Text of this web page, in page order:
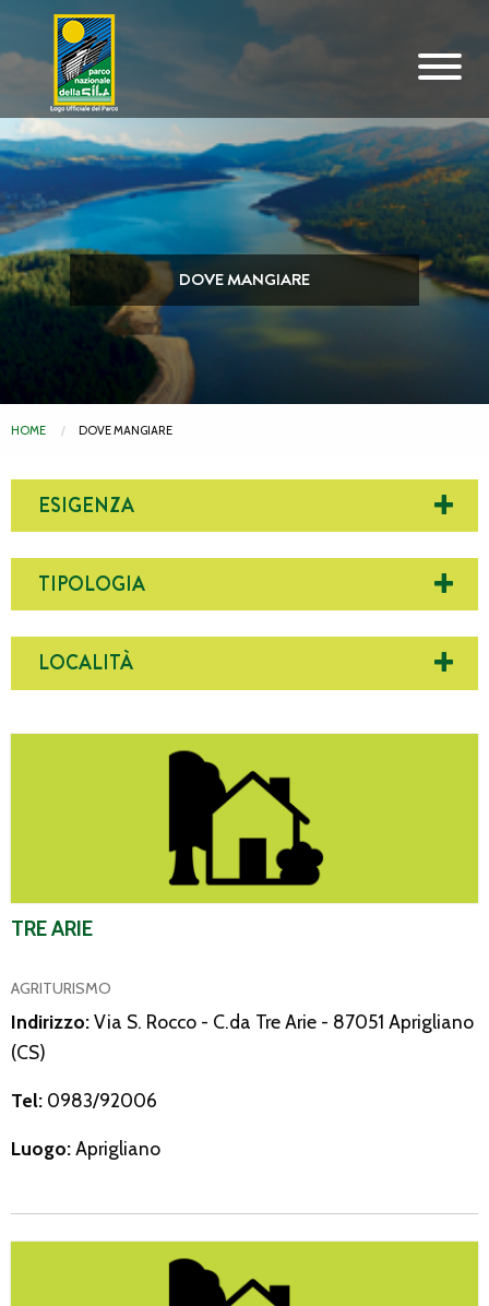
Vai al contenuto principale
DOVE MANGIARE
HOME DOVE MANGIARE
ESIGENZA
TIPOLOGIA
LOCALITÀ
TRE ARIE
AGRITURISMO
Indirizzo:Via S. Rocco - C.da Tre Arie - 87051 Aprigliano
(CS)
Tel: 0983/92006
Luogo:Aprigliano